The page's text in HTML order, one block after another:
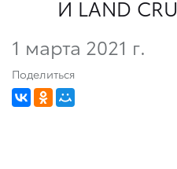
И LAND
1 марта 2021 г.
Поделиться